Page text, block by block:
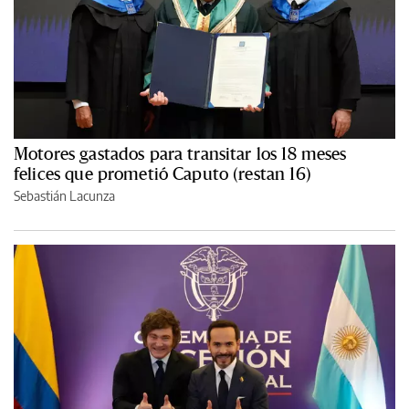
Motores gastados para transitar los 18 meses
felices que prometió Caputo (restan 16)
Sebastián Lacunza